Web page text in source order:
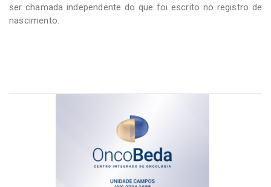
ser chamada independente do que foi escrito no registro de
nascimento.